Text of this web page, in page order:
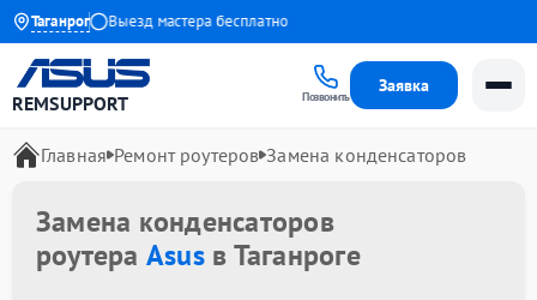
Таганрог
1 года Выезд мастера бесплатно
REMSUPPORT Позвонить
Заявка
Главная Ремонт роутеров Замена конденсаторов
Замена конденсаторов
роутера Asusв Таганроге